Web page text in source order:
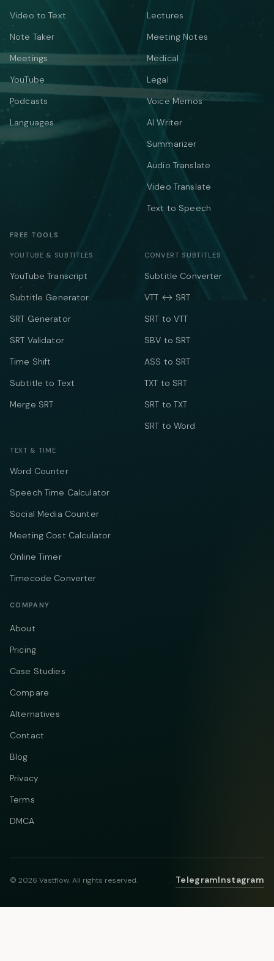
Video to Text
Note Taker
Meetings
YouTube
Podcasts
Languages
Lectures
Meeting Notes
Medical
Legal
Voice Memos
AI Writer
Summarizer
Audio Translate
Video Translate
Text to Speech
FREE TOOLS
YOUTUBE & SUBTITLES
YouTube Transcript
Subtitle Generator
SRT Generator
SRT Validator
Time Shift
Subtitle to Text
Merge SRT
CONVERT SUBTITLES
Subtitle Converter
VTT ↔ SRT
SRT to VTT
SBV to SRT
ASS to SRT
TXT to SRT
SRT to TXT
SRT to Word
TEXT & TIME
Word Counter
Speech Time Calculator
Social Media Counter
Meeting Cost Calculator
Online Timer
Timecode Converter
COMPANY
About
Pricing
Case Studies
Compare
Alternatives
Contact
Blog
Privacy
Terms
DMCA
© 2026 Vastflow. All rights reserved. TelegramInstagram